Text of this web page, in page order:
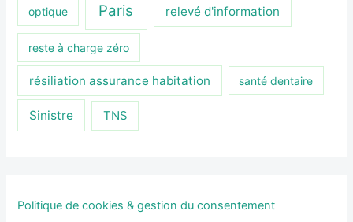
optique Paris relevé d'information
reste à charge zéro
résiliation assurance habitation santé dentaire
Sinistre TNS
Politique de cookies & gestion du consentement